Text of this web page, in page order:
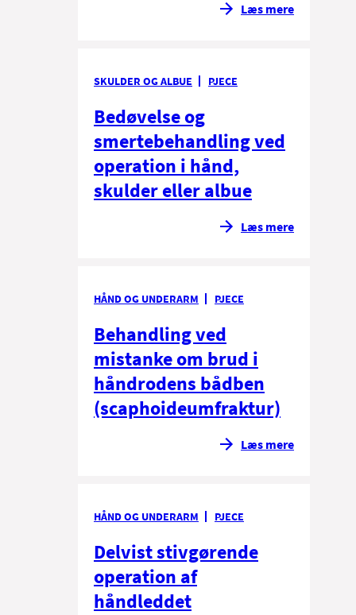
Læs mere
SKULDER OG ALBUE PJECE
Bedøvelse og
smertebehandling ved
operation i hånd,
skulder eller albue
Læs mere
HÅND OG UNDERARM PJECE
Behandling ved
mistanke om brud i
håndrodens bådben
(scaphoideumfraktur)
Læs mere
HÅND OG UNDERARM PJECE
Delvist stivgørende
operation af
håndleddet